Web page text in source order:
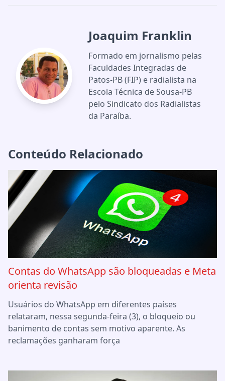
Joaquim Franklin
Formado em jornalismo pelas
Faculdades Integradas de
Patos-PB (FIP) e radialista na
Escola Técnica de Sousa-PB
pelo Sindicato dos Radialistas
da Paraíba.
Conteúdo Relacionado
Contas do WhatsApp são bloqueadas e Meta
orienta revisão
Usuários do WhatsApp em diferentes países
relataram, nessa segunda-feira (3), o bloqueio ou
banimento de contas sem motivo aparente. As
reclamações ganharam força